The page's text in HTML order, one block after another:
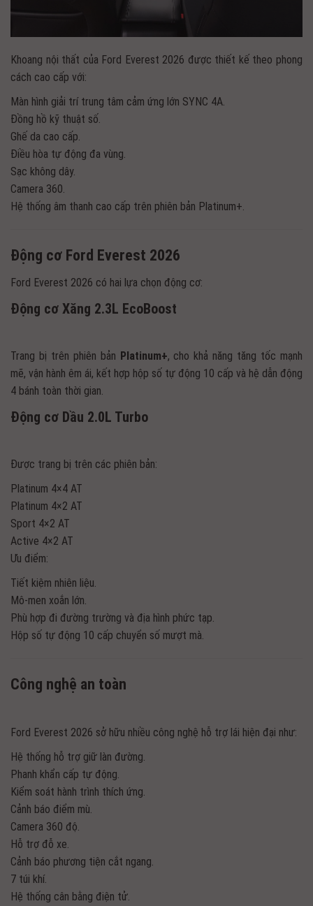
Khoang nội thất của Ford Everest 2026 được thiết kế theo phong
cách cao cấp với:
Màn hình giải trí trung tâm cảm ứng lớn SYNC 4A.
Đồng hồ kỹ thuật số.
Ghế da cao cấp.
Điều hòa tự động đa vùng.
Sạc không dây.
Camera 360.
Hệ thống âm thanh cao cấp trên phiên bản Platinum+.
Động cơ Ford Everest 2026
Ford Everest 2026 có hai lựa chọn động cơ:
Động cơ Xăng 2.3L EcoBoost
Trang bị trên phiên bản Platinum+, cho khả năng tăng tốc mạnh
mẽ, vận hành êm ái, kết hợp hộp số tự động 10 cấp và hệ dẫn động
4 bánh toàn thời gian.
Động cơ Dầu 2.0L Turbo
Được trang bị trên các phiên bản:
Platinum 4×4 AT
Platinum 4×2 AT
Sport 4×2 AT
Active 4×2 AT
Ưu điểm:
Tiết kiệm nhiên liệu.
Mô-men xoắn lớn.
Phù hợp đi đường trường và địa hình phức tạp.
Hộp số tự động 10 cấp chuyển số mượt mà.
Công nghệ an toàn
Ford Everest 2026 sở hữu nhiều công nghệ hỗ trợ lái hiện đại như:
Hệ thống hỗ trợ giữ làn đường.
Phanh khẩn cấp tự động.
Kiểm soát hành trình thích ứng.
Cảnh báo điểm mù.
Camera 360 độ.
Hỗ trợ đỗ xe.
Cảnh báo phương tiện cắt ngang.
7 túi khí.
Hệ thống cân bằng điện tử.